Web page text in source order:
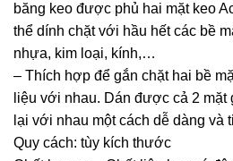
băng keo được phủ hai mặt keo
thể dính chặt với hầu hết các bề
nhựa, kim loại, kính,…
– Thích hợp để gắn chặt hai bề
liệu với nhau. Dán được cả 2
lại với nhau một cách dễ dàng và
Quy cách: tùy kích thước